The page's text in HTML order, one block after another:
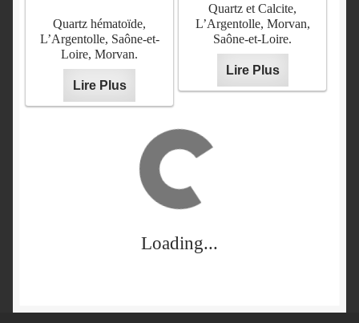
Quartz et Calcite,
L’Argentolle, Morvan,
Saône-et-Loire.
Lire Plus
Quartz hématoïde,
L’Argentolle, Saône-et-
Loire, Morvan.
Lire Plus